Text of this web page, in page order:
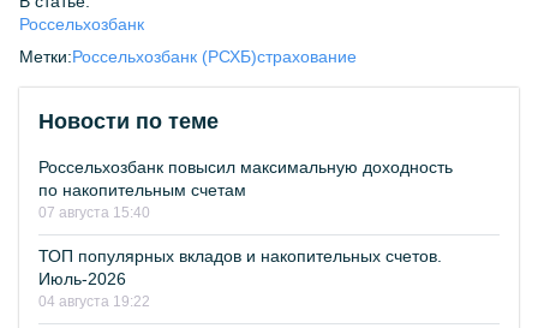
Россельхозбанк
Метки:Россельхозбанк (РСХБ)страхование
Новости по теме
Россельхозбанк повысил максимальную доходность
по накопительным счетам
07 августа 15:40
ТОП популярных вкладов и накопительных счетов.
Июль-2026
04 августа 19:22